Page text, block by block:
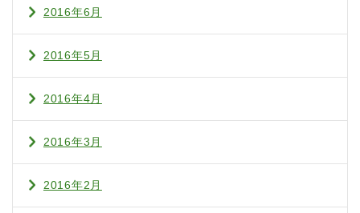
2016年6月
2016年5月
2016年4月
2016年3月
2016年2月